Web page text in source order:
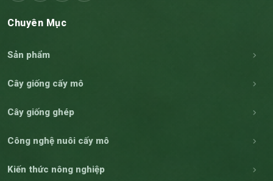
Chuyên Mục
Sản phẩm
Cây giống cấy mô
Cây giống ghép
Công nghệ nuôi cấy mô
Kiến thức nông nghiệp